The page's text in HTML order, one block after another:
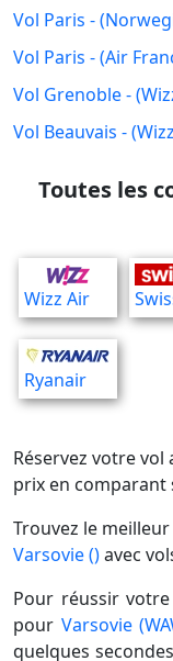
Vol Paris -
Vol Paris - (Air
Vol Grenoble -
Vol Beauvais -
Toutes les
Wizz Air
Ryanair
Réservez votre vol
prix en comparant
Trouvez le
Varsovie ()avec
Pour réussir
pour Varsovie
quelques